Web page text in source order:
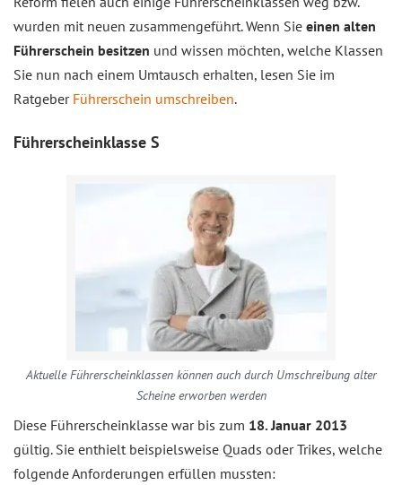
wurden mit neuen zusammengeführt. Wenn Sie einen alten
Führerschein besitzen und wissen möchten, welche Klassen
Sie nun nach einem Umtausch erhalten, lesen Sie im
Ratgeber Führerschein umschreiben.
Führerscheinklasse S
Aktuelle Führerscheinklassen können auch durch Umschreibung alter
Scheine erworben werden
Diese Führerscheinklasse war bis zum 18. Januar 2013
gültig. Sie enthielt beispielsweise Quads oder Trikes, welche
folgende Anforderungen erfüllen mussten: